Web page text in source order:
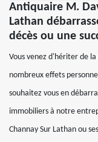
Antiquaire M.
Lathan
décès ou une
Vous venez d'hériter de
nombreux effets
souhaitez vous en
immobiliers à notre
Channay Sur Lathan ou